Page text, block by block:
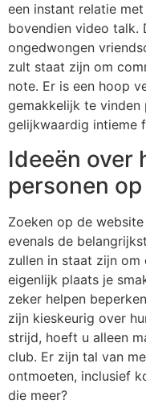
een instant relatie
bovendien video talk.
ongedwongen
zult staat zijn om
note. Er is een hoop
gemakkelijk te vinden
gelijkwaardig intieme
Ideeën over
personen
Zoeken op de
evenals de
zullen in staat zijn om
eigenlijk plaats je
zeker helpen
zijn kieskeurig over
strijd, hoeft u alleen
club. Er zijn tal van
ontmoeten, inclusief
die meer?